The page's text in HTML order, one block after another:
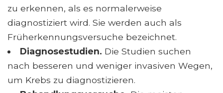
zu erkennen, als es normalerweise
diagnostiziert wird. Sie werden auch als
Früherkennungsversuche bezeichnet.
Diagnosestudien. Die Studien suchen
nach besseren und weniger invasiven Wegen,
um Krebs zu diagnostizieren.